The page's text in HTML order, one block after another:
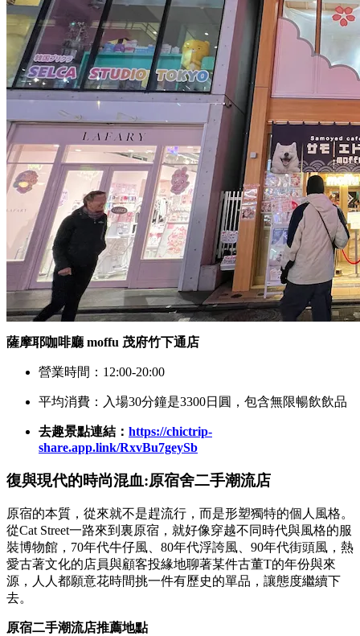
薩摩耶咖啡廳 moffu 茂府竹下通店
營業時間：12:00-20:00
平均消費：入場30分鐘是3300日圓，包含無限暢飲飲品
去趣景點連結： https://chictrip-
share.app.link/RxvBu7geySb
復與現代的時尚混血:原宿舍二手潮流店
原宿的本質，從來就不是趕流行，而是形塑獨特的個人風格。
從Cat Street一路來到裏原宿，就好像穿越不同時代與風格的服
裝博物館，70年代牛仔風、80年代浮誇風、90年代街頭風，熱
愛古著文化的店員與顧客投緣地聊著某件古董T的年份與來
源，人人都願意花時間挑一件有歷史的單品，讓態度繼續下
去。
原宿二手潮流店推薦地點